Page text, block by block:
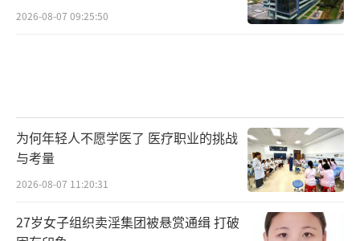
2026-08-07 09:25:50
为何年轻人不愿学医了 医疗职业的挑战
与考量
2026-08-07 11:20:31
27岁女子组织卖淫集团被悬赏通缉 打破